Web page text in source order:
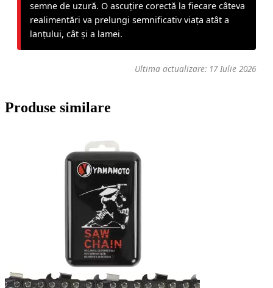
semne de uzură. O ascuțire corectă la fiecare câteva
realimentări va prelungi semnificativ viața atât a
lanțului, cât și a lamei.
Ultima actualizare: 17 Iulie 2026
Produse similare